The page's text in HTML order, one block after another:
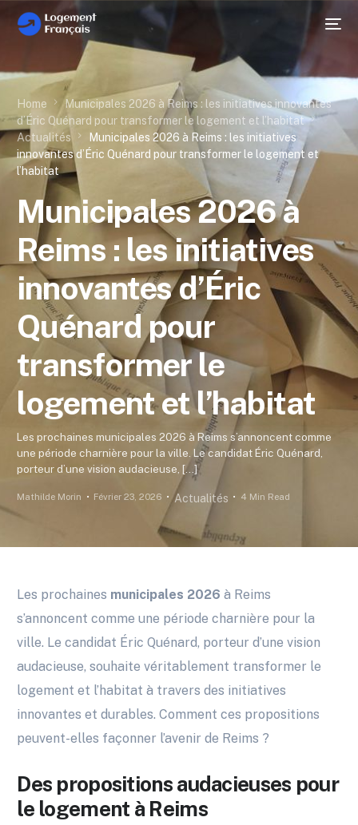
Home
Municipales 2026 à Reims : les initiatives innovantes
d’Éric Quénard pour transformer le logement et l’habitat
Actualités
Municipales 2026 à Reims : les initiatives
innovantes d’Éric Quénard pour transformer le logement et
l’habitat
Municipales 2026 à
Reims : les initiatives
innovantes d’Éric
Quénard pour
transformer le
logement et l’habitat
Les prochaines municipales 2026 à Reims s’annoncent comme
une période charnière pour la ville. Le candidat Éric Quénard,
porteur d’une vision audacieuse, […]
Mathilde Morin Février 23, 2026 Actualités 4 Min Read
Les prochaines municipales 2026 à Reims
s’annoncent comme une période charnière pour la
ville. Le candidat Éric Quénard, porteur d’une vision
audacieuse, souhaite véritablement transformer le
logement et l’habitat à travers des initiatives
innovantes et durables. Comment ces propositions
peuvent-elles façonner l’avenir de Reims ?
Des propositions audacieuses pour
le logement à Reims